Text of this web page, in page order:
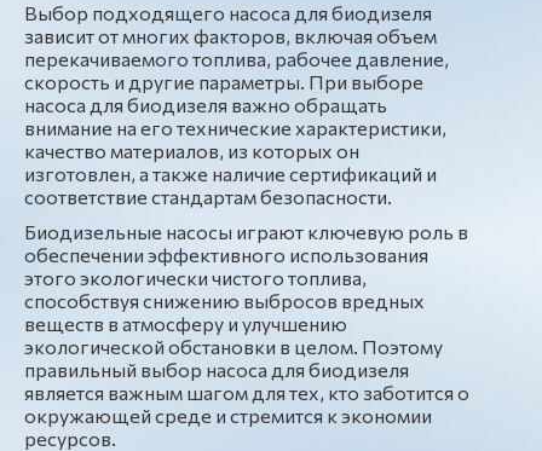
Выбор подходящего насоса для биодизеля
зависит от многих факторов, включая объем
перекачиваемого топлива, рабочее давление,
скорость и другие параметры. При выборе
насоса для биодизеля важно обращать
внимание на его технические характеристики,
качество материалов, из которых он
изготовлен, а также наличие сертификаций и
соответствие стандартам безопасности.
Биодизельные насосы играют ключевую роль в
обеспечении эффективного использования
этого экологически чистого топлива,
способствуя снижению выбросов вредных
веществ в атмосферу и улучшению
экологической обстановки в целом. Поэтому
правильный выбор насоса для биодизеля
является важным шагом для тех, кто заботится о
окружающей среде и стремится к экономии
ресурсов.